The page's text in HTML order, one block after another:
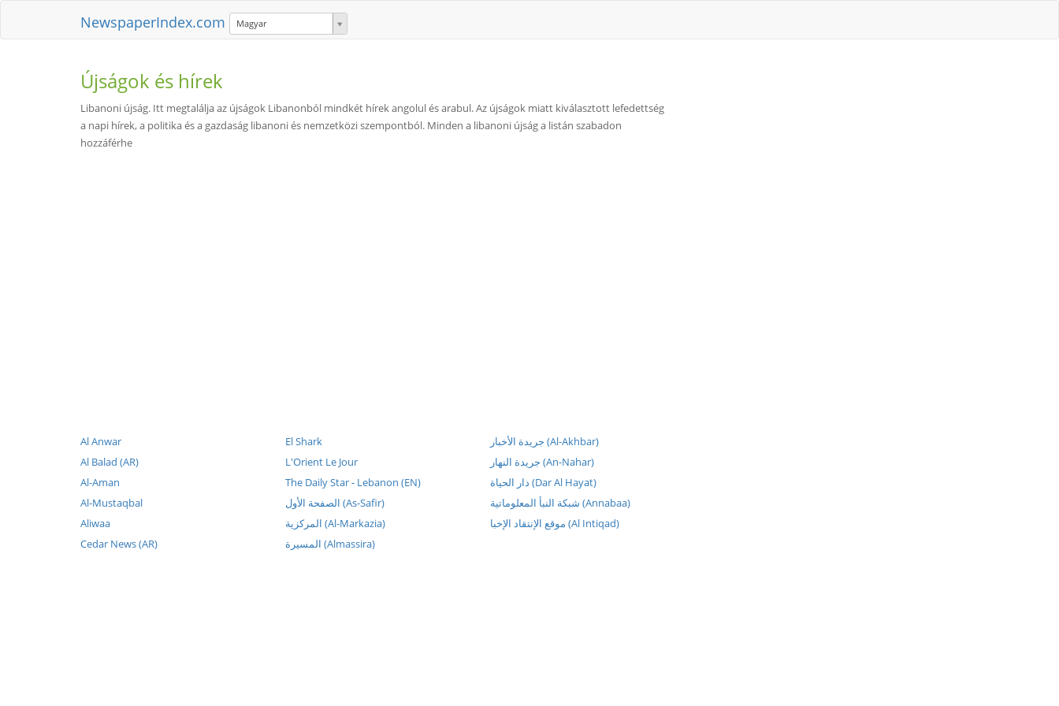
NewspaperIndex.com Magyar
Újságok és hírek
Libanoni újság. Itt megtalálja az újságok Libanonból mindkét hírek angolul és arabul. Az újságok miatt kiválasztott lefedettség
a napi hírek, a politika és a gazdaság libanoni és nemzetközi szempontból. Minden a libanoni újság a listán szabadon
hozzáférhe
Al Anwar
Al Balad (AR)
Al-Aman
Al-Mustaqbal
Aliwaa
Cedar News (AR)
El Shark
L'Orient Le Jour
The Daily Star - Lebanon (EN)
الصفحة الأول (As-Safir)
المركزية (Al-Markazia)
المسيرة (Almassira)
جريدة الأخبار (Al-Akhbar)
جريدة النهار (An-Nahar)
دار الحياة (Dar Al Hayat)
شبكة النبأ المعلوماتية (Annabaa)
موقع الإنتقاد الإخبا (Al Intiqad)